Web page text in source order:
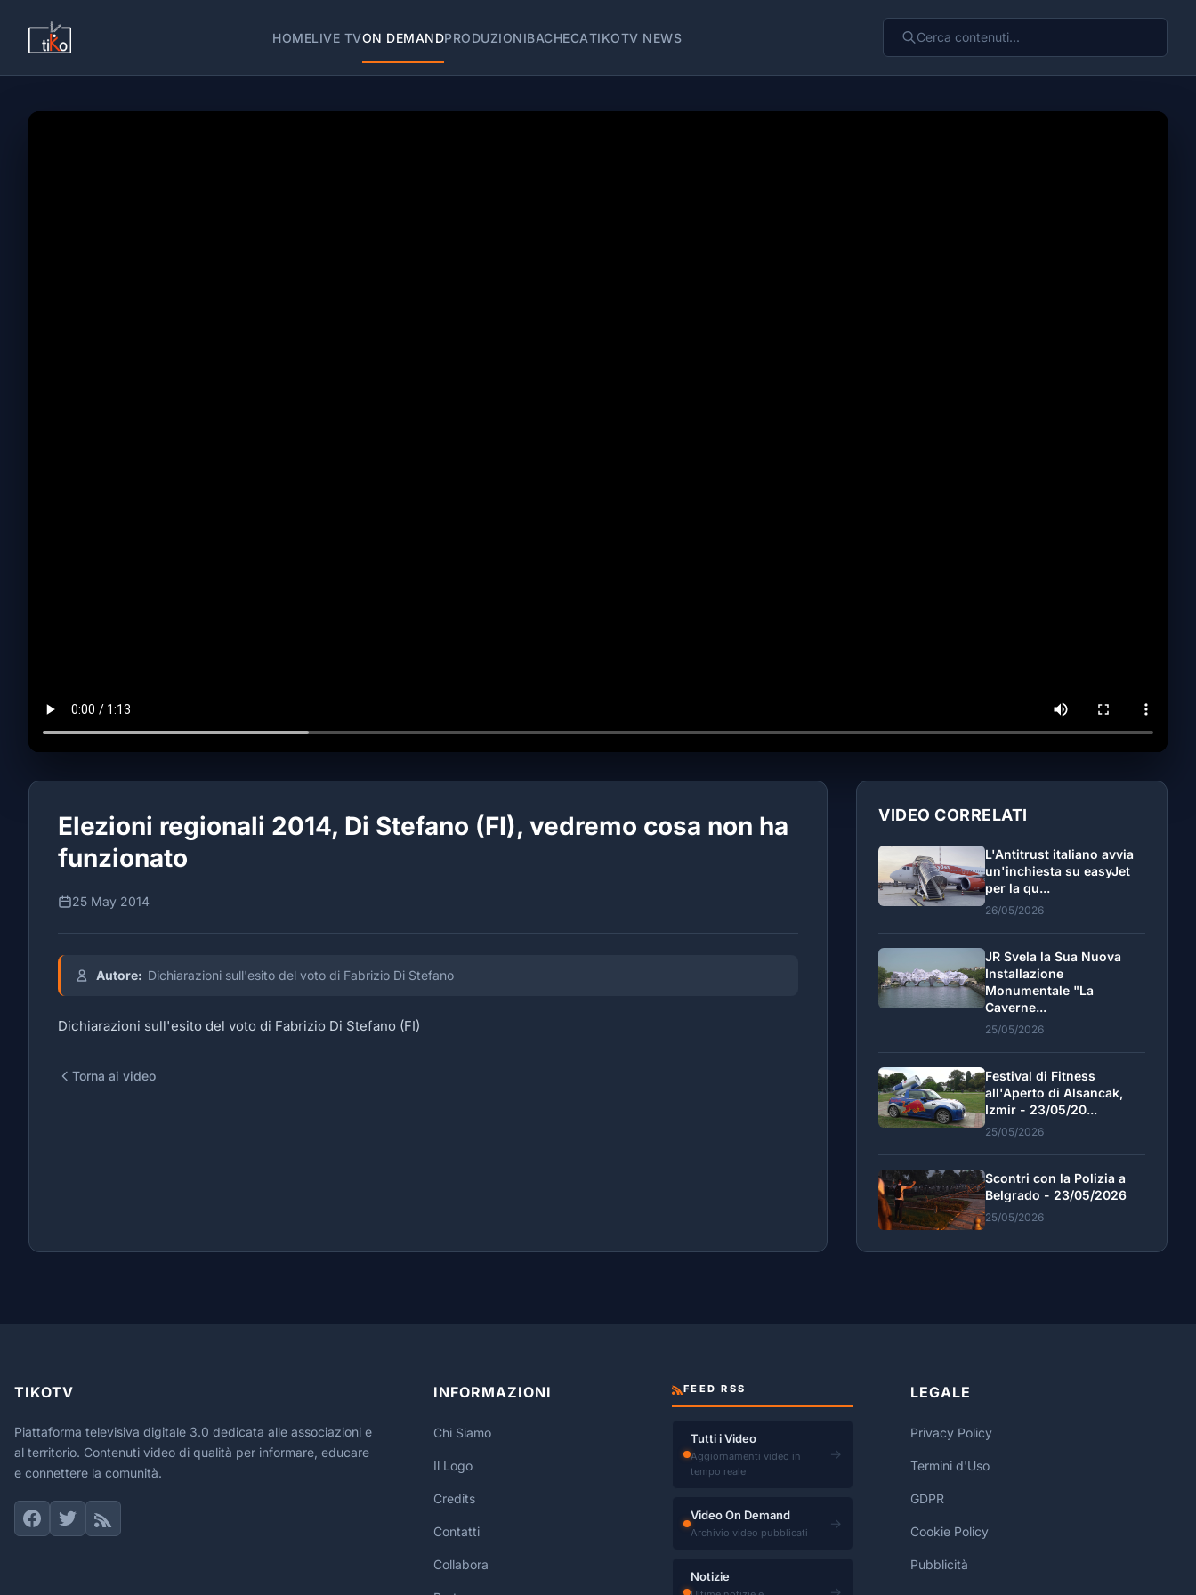
HOMELIVE TVON DEMANDPRODUZIONIBACHECATIKOTV NEWS
Elezioni regionali 2014, Di Stefano (FI), vedremo cosa non ha
funzionato
25 May 2014
Autore: Dichiarazioni sull'esito del voto di Fabrizio Di Stefano
Dichiarazioni sull'esito del voto di Fabrizio Di Stefano (FI)
Torna ai video
VIDEO CORRELATI
L'Antitrust italiano avvia
un'inchiesta su easyJet
per la qu...
26/05/2026
JR Svela la Sua Nuova
Installazione
Monumentale "La
Caverne...
25/05/2026
Festival di Fitness
all'Aperto di Alsancak,
Izmir - 23/05/20...
25/05/2026
Scontri con la Polizia a
Belgrado - 23/05/2026
25/05/2026
TIKOTV
Piattaforma televisiva digitale 3.0 dedicata alle associazioni e
al territorio. Contenuti video di qualità per informare, educare
e connettere la comunità.
INFORMAZIONI
Chi Siamo
Il Logo
Credits
Contatti
Collabora
FEED RSS
Tutti i Video
Aggiornamenti video in
tempo reale
→
Video On Demand
Archivio video pubblicati
→
Notizie
LEGALE
Privacy Policy
Termini d'Uso
GDPR
Cookie Policy
Pubblicità